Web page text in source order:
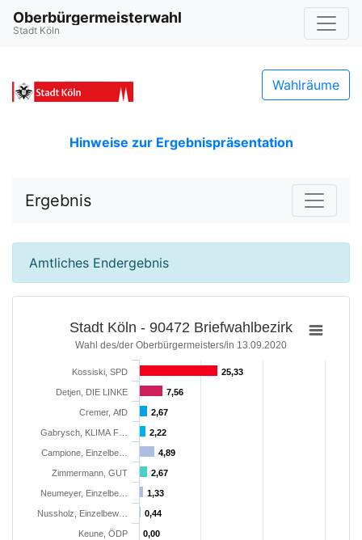
Oberbürgermeisterwahl
Stadt Köln
Wahlräume
Hinweise zur Ergebnispräsentation
Ergebnis
Amtliches Endergebnis
Stadt Köln - 90472 Briefwahlbezirk
Wahl des/der Oberbürgermeisters/in 13.09.2020
25,33
25,33
7,56
7,56
2,67
2,67
2,22
2,22
4,89
4,89
2,67
2,67
1,33
1,33
0,44
0,44
0,00
0,00
Kossiski, SPD
Detjen, DIE LINKE
Cremer, AfD
Gabrysch, KLIMA F…
Campione, Einzelbe…
Zimmermann, GUT
Neumeyer, Einzelbe…
Nussholz, Einzelbew…
Keune, ÖDP